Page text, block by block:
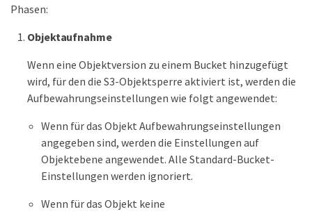
Phasen:
Objektaufnahme
Wenn eine Objektversion zu einem Bucket hinzugefügt
wird, für den die S3-Objektsperre aktiviert ist, werden die
Aufbewahrungseinstellungen wie folgt angewendet:
Wenn für das Objekt Aufbewahrungseinstellungen
angegeben sind, werden die Einstellungen auf
Objektebene angewendet. Alle Standard-Bucket-
Einstellungen werden ignoriert.
Wenn für das Objekt keine